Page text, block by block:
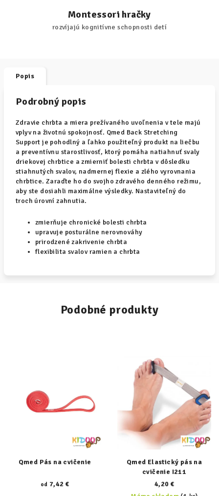
Montessori hračky
rozvíjajú kognitívne schopnosti detí
Popis
Podrobný popis
Zdravie chrbta a miera prežívaného uvoľnenia v tele majú
vplyv na životnú spokojnosť. Qmed Back Stretching
Support je pohodlný a ľahko použiteľný produkt na liečbu
a preventívnu starostlivosť, ktorý pomáha natiahnuť svaly
driekovej chrbtice a zmierniť bolesti chrbta v dôsledku
stiahnutých svalov, nadmernej flexie a zlého vyrovnania
chrbtice. Zaraďte ho do svojho zdravého denného režimu,
aby ste dosiahli maximálne výsledky. Nastaviteľný do
troch úrovní zahnutia.
zmierňuje chronické bolesti chrbta
upravuje posturálne nerovnováhy
prirodzené zakrivenie chrbta
flexibilita svalov ramien a chrbta
Podobné produkty
Qmed Pás na cvičenie
od 7,42 €
Qmed Elastický pás na
cvičenie I211
4,20 €